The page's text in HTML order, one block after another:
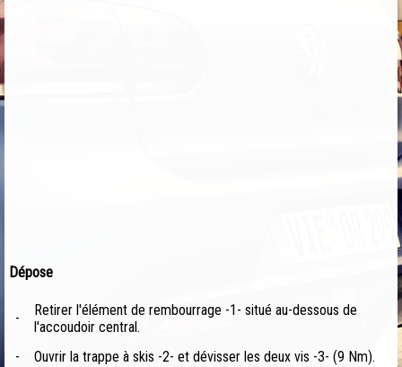
Dépose
-
Retirer l'élément de rembourrage -1- situé au-dessous de
l'accoudoir central.
-
Ouvrir la trappe à skis -2- et dévisser les deux vis -3- (9 Nm).